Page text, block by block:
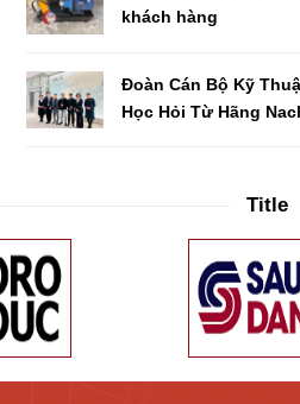
khách hàng
Đoàn Cán Bộ Kỹ
Học Hỏi Từ Hãng
Title